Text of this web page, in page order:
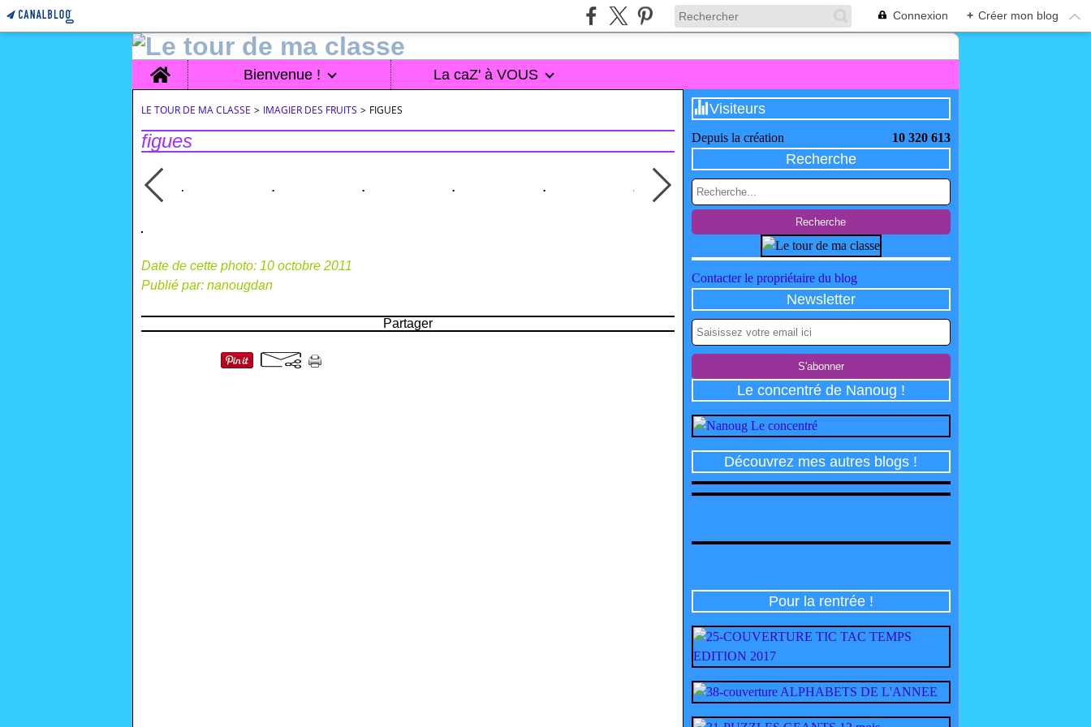
Connexion + Créer mon blog
Home Bienvenue ! La caZ' à VOUS
LE TOUR DE MA CLASSE > IMAGIER DES FRUITS > FIGUES
figues
Date de cette photo: 10 octobre 2011
Publié par: nanougdan
Partager
Visiteurs
Depuis la création 10 320 613
Recherche
Contacter le propriétaire du blog
Newsletter
Le concentré de Nanoug !
Découvrez mes autres blogs !
Pour la rentrée !